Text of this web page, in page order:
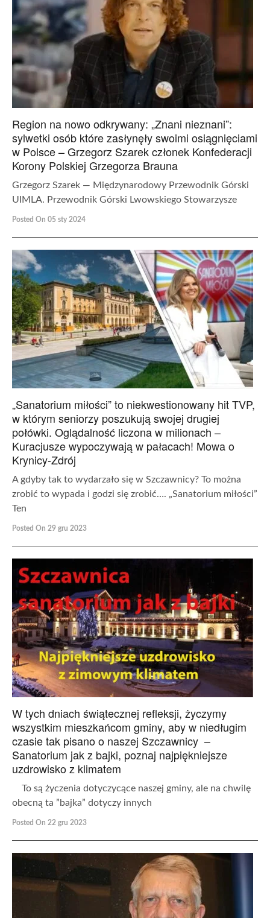
Region na nowo odkrywany: „Znani nieznani”:
sylwetki osób które zasłynęły swoimi osiągnięciami
w Polsce – Grzegorz Szarek członek Konfederacji
Korony Polskiej Grzegorza Brauna
Grzegorz Szarek — Międzynarodowy Przewodnik Górski
UIMLA. Przewodnik Górski Lwowskiego Stowarzysze
Posted On 05 sty 2024
„Sanatorium miłości” to niekwestionowany hit TVP,
w którym seniorzy poszukują swojej drugiej
połówki. Oglądalność liczona w milionach –
Kuracjusze wypoczywają w pałacach! Mowa o
Krynicy-Zdrój
A gdyby tak to wydarzało się w Szczawnicy? To można
zrobić to wypada i godzi się zrobić…. „Sanatorium miłości”
Ten
Posted On 29 gru 2023
W tych dniach świątecznej refleksji, życzymy
wszystkim mieszkańcom gminy, aby w niedługim
czasie tak pisano o naszej Szczawnicy –
Sanatorium jak z bajki, poznaj najpiękniejsze
uzdrowisko z klimatem
To są życzenia dotyczycące naszej gminy, ale na chwilę
obecną ta ”bajka” dotyczy innych
Posted On 22 gru 2023